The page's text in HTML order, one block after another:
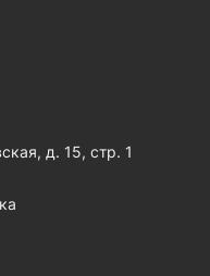
16
чёрный -
д. 15, стр. 1